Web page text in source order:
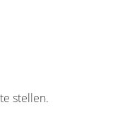
stellen.